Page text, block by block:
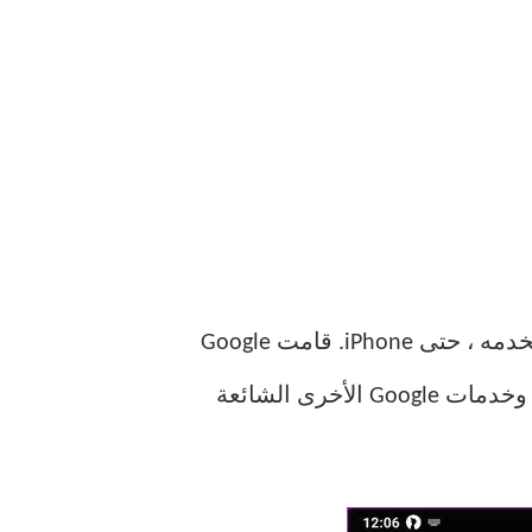
تحظى Gboard ، إلى جانب SwiftKey ، بشعبية كبيرة بين أعضاء الفريق . إنه خيار كل هاتف أستخدمه ، حتى iPhone. قامت Google
بتصميم Gboard وإصدارها بدون إعلانات. كونه أحد تطبيقات Google ، فهو يتكامل مع تطبيقات وخدمات Google الأخرى الشائعة